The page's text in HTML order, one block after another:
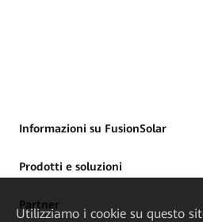
Informazioni su FusionSolar
Prodotti e soluzioni
Partner
Utilizziamo i cookie su questo